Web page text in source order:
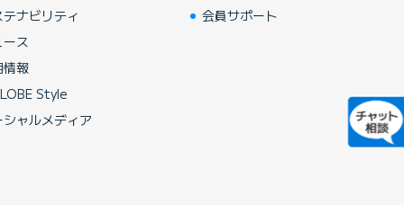
ナビリティ
ース
情報
Style
シャルメディア
会員サポート